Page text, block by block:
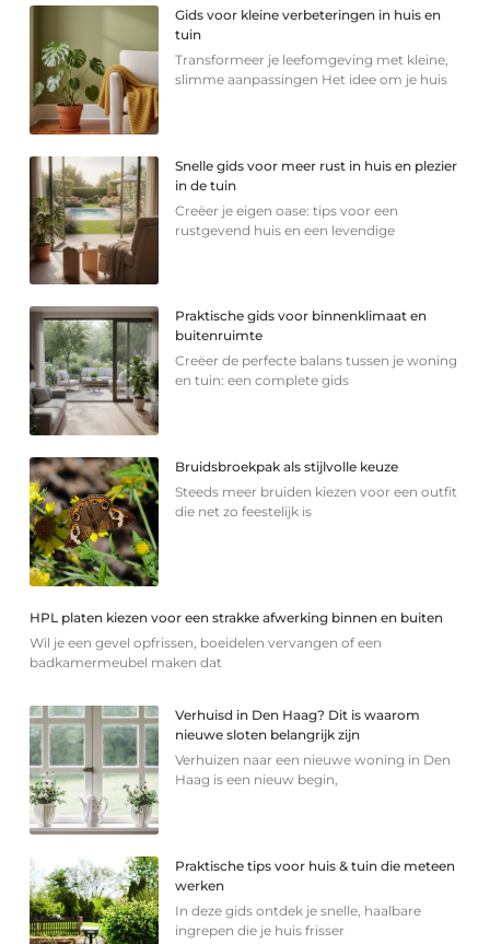
Gids voor kleine verbeteringen in huis en
tuin
Transformeer je leefomgeving met kleine,
slimme aanpassingen Het idee om je huis
Snelle gids voor meer rust in huis en plezier
in de tuin
Creëer je eigen oase: tips voor een
rustgevend huis en een levendige
Praktische gids voor binnenklimaat en
buitenruimte
Creëer de perfecte balans tussen je woning
en tuin: een complete gids
Bruidsbroekpak als stijlvolle keuze
Steeds meer bruiden kiezen voor een outfit
die net zo feestelijk is
HPL platen kiezen voor een strakke afwerking binnen en buiten
Wil je een gevel opfrissen, boeidelen vervangen of een
badkamermeubel maken dat
Verhuisd in Den Haag? Dit is waarom
nieuwe sloten belangrijk zijn
Verhuizen naar een nieuwe woning in Den
Haag is een nieuw begin,
Praktische tips voor huis & tuin die meteen
werken
In deze gids ontdek je snelle, haalbare
ingrepen die je huis frisser